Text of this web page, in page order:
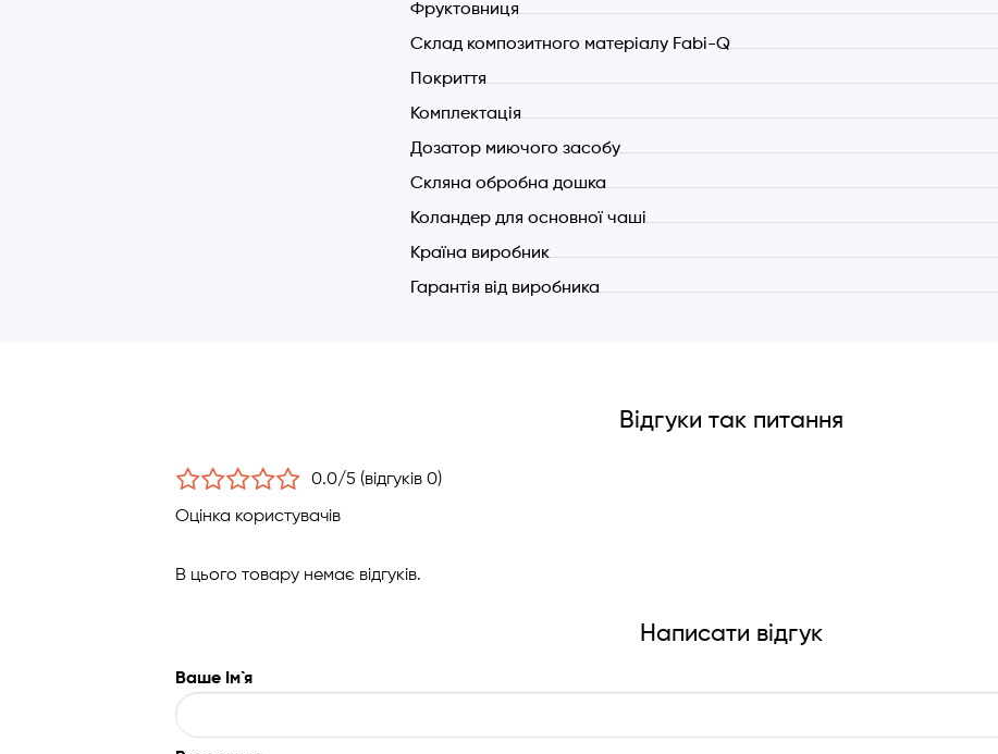
Фруктовниця
Склад композитного матеріалу Fabi-Q
Покриття
Комплектація
Дозатор миючого засобу
Скляна обробна дошка
Коландер для основної чаші
Країна виробник
Гарантія від виробника
Відгуки так питання
0.0/5 (відгуків 0)
Оцінка користувачів
В цього товару немає відгуків.
Написати відгук
Ваше Ім`я